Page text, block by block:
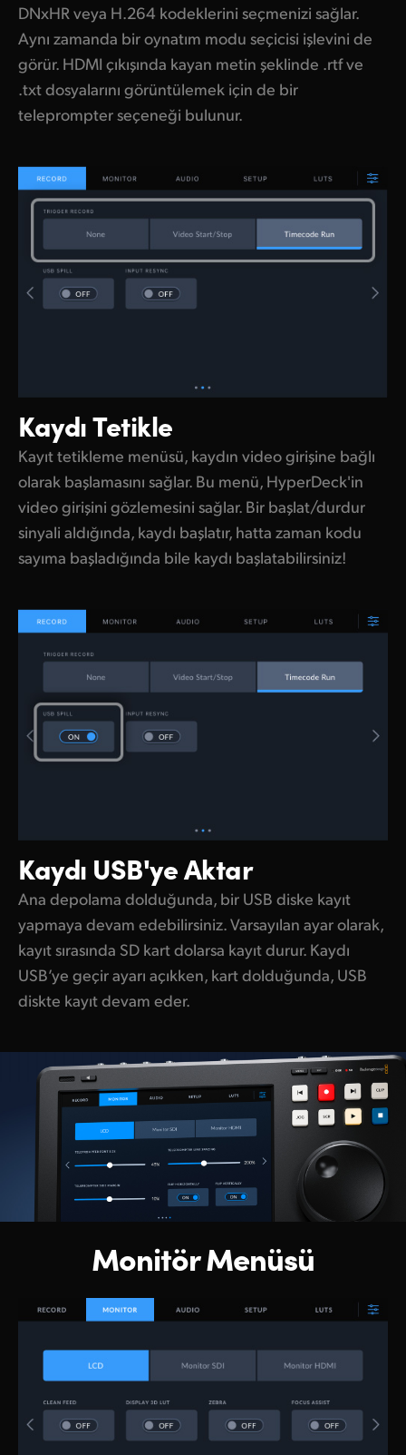
DNxHR veya H.264 kodeklerini seçmenizi sağlar.
Aynı zamanda bir oynatım modu seçicisi işlevini de
görür. HDMI çıkışında kayan metin şeklinde .rtf ve
.txt dosyalarını görüntülemek için de bir
teleprompter seçeneği bulunur.
Kaydı Tetikle
Kayıt tetikleme menüsü, kaydın video girişine bağlı
olarak başlamasını sağlar. Bu menü, HyperDeck'in
video girişini gözlemesini sağlar. Bir başlat/durdur
sinyali aldığında, kaydı başlatır, hatta zaman kodu
sayıma başladığında bile kaydı başlatabilirsiniz!
Kaydı USB'ye Aktar
Ana depolama dolduğunda, bir USB diske kayıt
yapmaya devam edebilirsiniz. Varsayılan ayar olarak,
kayıt sırasında SD kart dolarsa kayıt durur. Kaydı
USB’ye geçir ayarı açıkken, kart dolduğunda, USB
diskte kayıt devam eder.
Monitör Menüsü